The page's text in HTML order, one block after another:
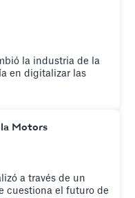
la industria de la
en digitalizar las
Motors
a través de un
cuestiona el futuro de